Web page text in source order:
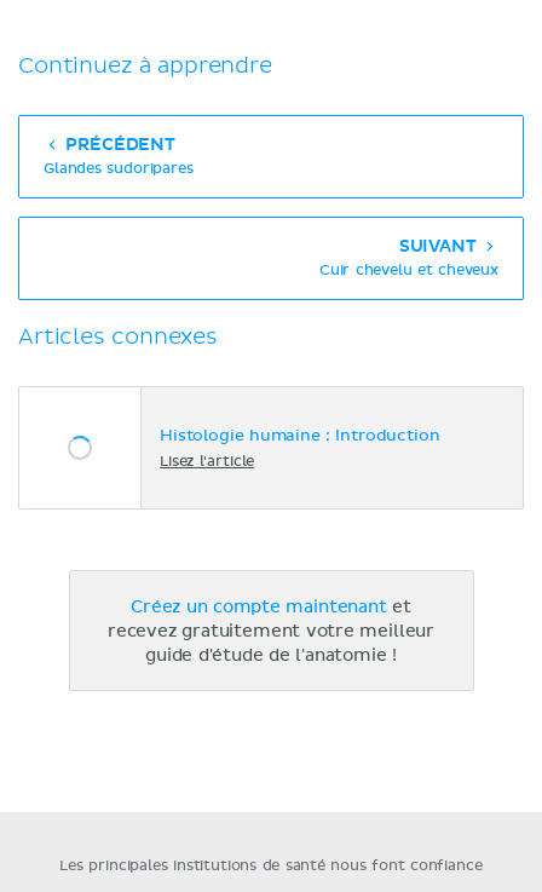
Continuez à apprendre
PRÉCÉDENT
Glandes sudoripares
SUIVANT
Cuir chevelu et cheveux
​​Articles connexes
Histologie humaine : Introduction
Lisez l'article
Créez un compte maintenantet
recevez gratuitement votre meilleur
guide d'étude de l'anatomie !
Les principales institutions de santé nous font confiance